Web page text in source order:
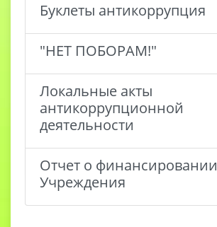
Буклеты антикоррупция
"НЕТ ПОБОРАМ!"
Локальные акты
антикоррупционной
деятельности
Отчет о финансировании
Учреждения